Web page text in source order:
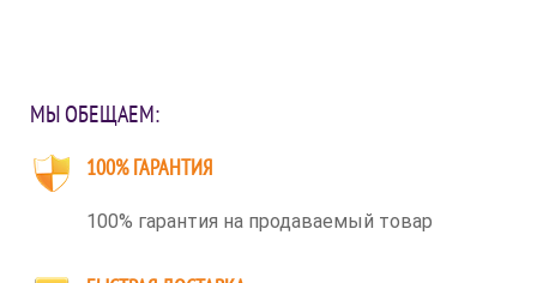
МЫ ОБЕЩАЕМ:
100% ГАРАНТИЯ
100% гарантия на продаваемый товар